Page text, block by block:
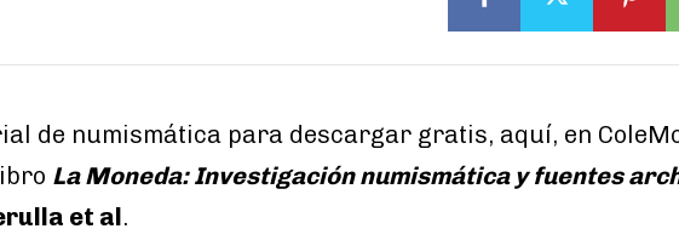
de numismática para descargar gratis, aquí, en
La Moneda: Investigación numismática y fuentes
et al.